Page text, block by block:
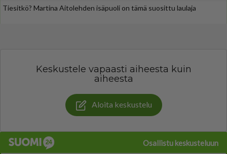
Tiesitkö? Martina Aitolehden isäpuoli on tämä suosittu laulaja
Keskustele vapaasti aiheesta kuin
aiheesta
Aloita keskustelu
Osallistu keskusteluun